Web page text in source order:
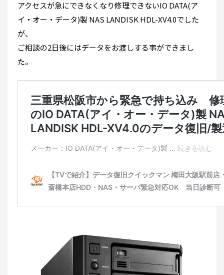
アクセスが急にできなくなり修理できないIO DATA(ア
イ・オー・データ)製 NAS LANDISK HDL-XV4.0でした
が、
ご相談の2日後にはデータをお渡しする事ができまし
た。